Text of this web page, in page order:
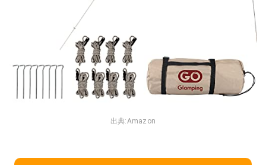
出典:Amazon